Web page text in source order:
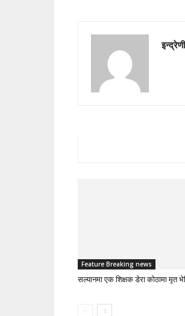
Feature Breaking news
सल्यानमा एक शिक्षक डेरा कोठामा मृत